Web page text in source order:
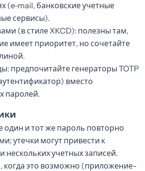
(e‑mail, банковские учетные
сервисы).
(в стиле XKCD): полезны там,
имеет приоритет, но сочетайте
предпочитайте генераторы TOTP
вместо
паролей.
один и тот же пароль повторно
утечки могут привести к
нескольких учетных записей.
когда это возможно (приложение-